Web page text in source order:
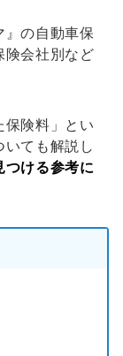
』の自動車保
険会社別など
保険料」とい
いても解説し
つける参考に